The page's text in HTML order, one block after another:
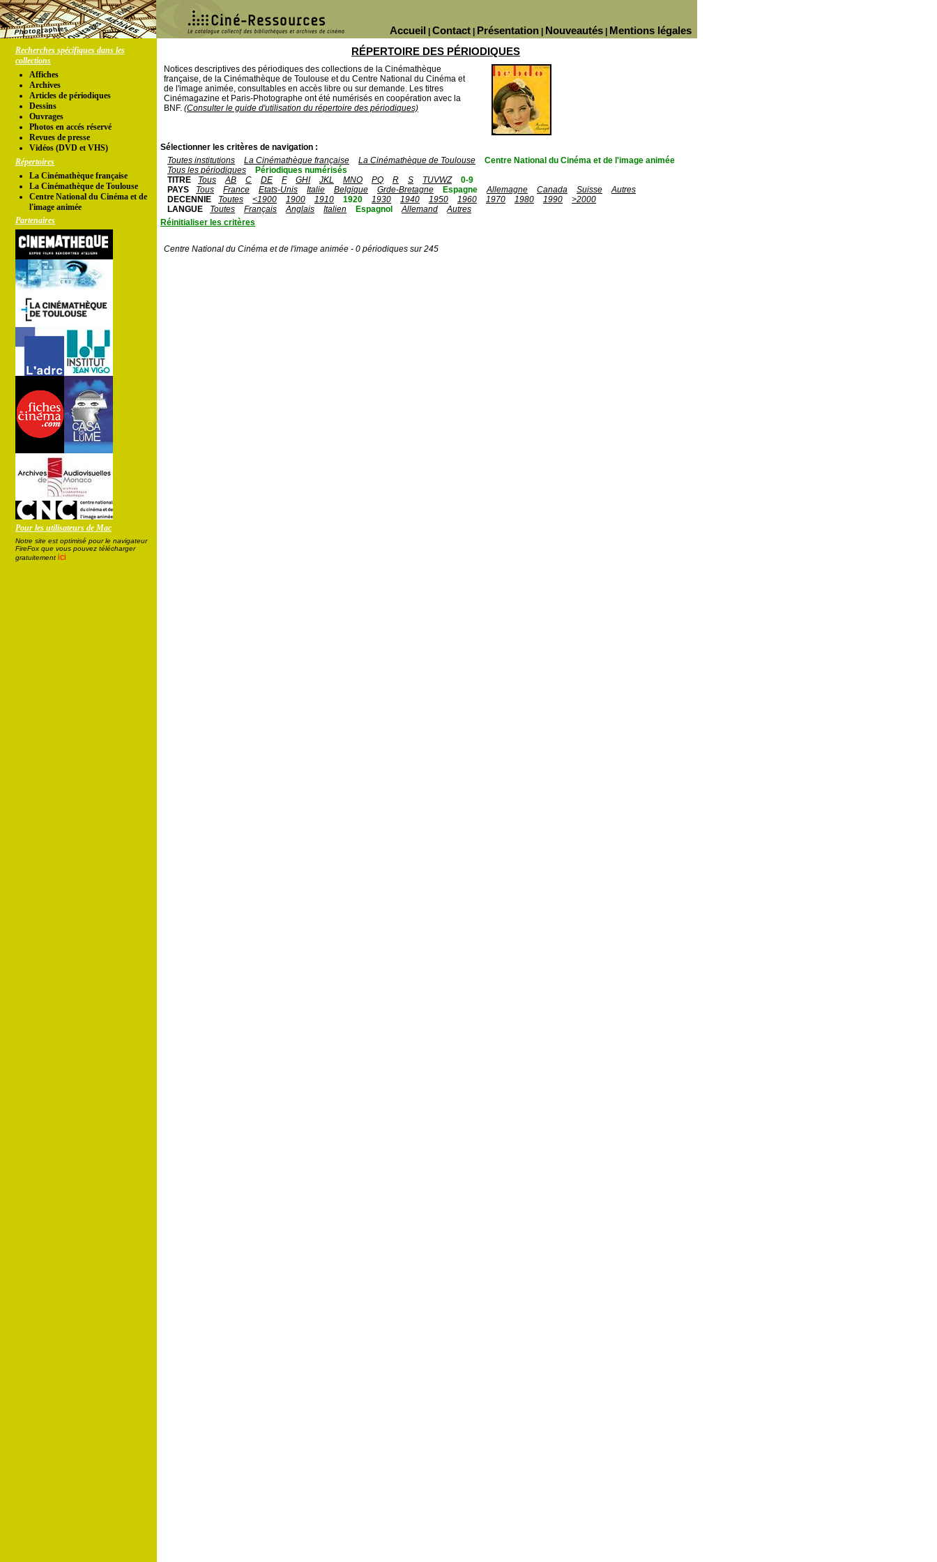
Mentions légales
Nouveautés
Présentation
Contact
Accueil
Recherches spécifiques dans les
collections
Affiches
Archives
Articles de périodiques
Dessins
Ouvrages
Photos en accés réservé
Revues de presse
Vidéos (DVD et VHS)
Répertoires
La Cinémathèque française
La Cinémathèque de Toulouse
Centre National du Cinéma et de
l'image animée
Partenaires
Pour les utilisateurs de Mac
Notre site est optimisé pour le navigateur
FireFox que vous pouvez télécharger
gratuitement ici
RÉPERTOIRE DES PÉRIODIQUES
Notices descriptives des périodiques des collections de la Cinémathèque
française, de la Cinémathèque de Toulouse et du Centre National du Cinéma et
de l'image animée, consultables en accès libre ou sur demande. Les titres
Cinémagazine et Paris-Photographe ont été numérisés en coopération avec la
BNF. (Consulter le guide d'utilisation du répertoire des périodiques)
Sélectionner les critères de navigation :
Toutes institutions
La Cinémathèque française La Cinémathèque de Toulouse
Centre National du Cinéma et de l'image animée
Tous les périodiques
Périodiques numérisés
TITRE
Tous AB C DE F GHI JKL MNO PQ R S TUVWZ
0-9
PAYS
Tous France Etats-Unis Italie Belgique Grde-Bretagne Espagne Allemagne Canada Suisse
Autres
DECENNIE
Toutes <1900 1900 1910 1920 1930 1940 1950 1960 1970 1980 1990
>2000
LANGUE
Toutes Français Anglais Italien Espagnol Allemand
Autres
Réinitialiser les critères
Centre National du Cinéma et de l'image animée - 0 périodiques sur 245